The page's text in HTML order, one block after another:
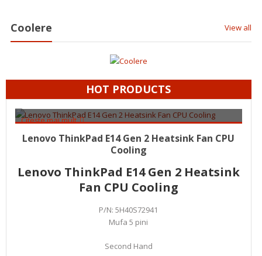
Coolere View all
HOT PRODUCTS
Citește mai mult
90,00lei
Lenovo ThinkPad E14 Gen 2 Heatsink Fan CPU
Cooling
Lenovo ThinkPad E14 Gen 2 Heatsink
Fan CPU Cooling
P/N: 5H40S72941
Mufa 5 pini
Second Hand